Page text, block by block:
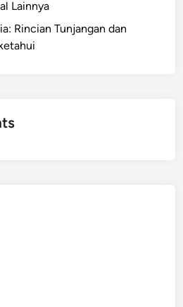
Lainnya
Rincian Tunjangan dan